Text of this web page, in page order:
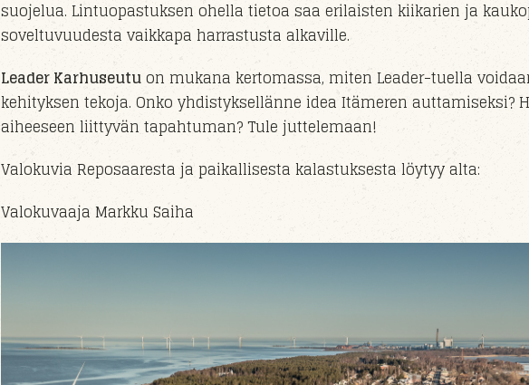
suojelua. Lintuopastuksen ohella tietoa saa erilaisten kiikarien ja
soveltuvuudesta vaikkapa harrastusta alkaville.
Leader Karhuseutuon mukana kertomassa, miten Leader-tuella
kehityksen tekoja. Onko yhdistyksellänne idea Itämeren auttamiseksi?
aiheeseen liittyvän tapahtuman? Tule juttelemaan!
Valokuvia Reposaaresta ja paikallisesta kalastuksesta löytyy alta:
Valokuvaaja Markku Saiha